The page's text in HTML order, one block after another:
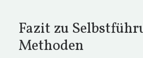
Fazit zu
Methoden